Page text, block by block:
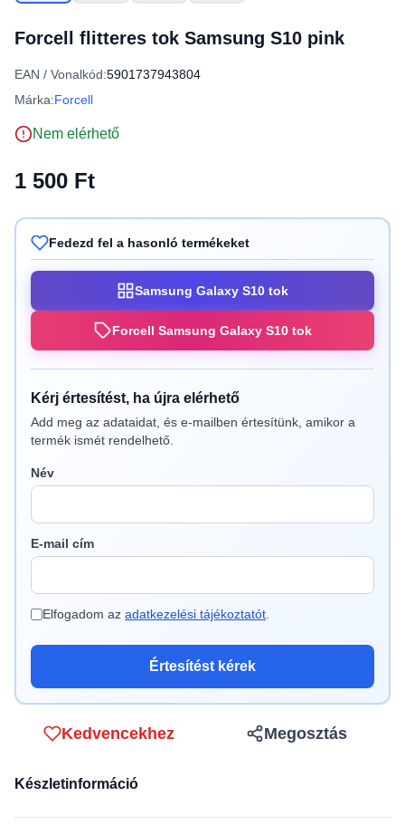
Forcell flitteres tok Samsung S10 pink
EAN / Vonalkód:5901737943804
Márka:Forcell
Nem elérhető
1 500 Ft
Fedezd fel a hasonló termékeket
Samsung Galaxy S10 tok
Forcell Samsung Galaxy S10 tok
Kérj értesítést, ha újra elérhető
Add meg az adataidat, és e-mailben értesítünk, amikor a
termék ismét rendelhető.
Név
E-mail cím
Elfogadom az adatkezelési tájékoztatót
Értesítést kérek
Kedvencekhez Megosztás
Készletinformáció